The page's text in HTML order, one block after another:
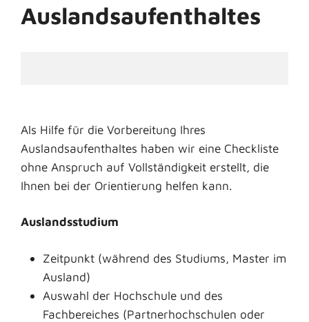
Auslandsaufenthaltes
Als Hilfe für die Vorbereitung Ihres
Auslandsaufenthaltes haben wir eine Checkliste
ohne Anspruch auf Vollständigkeit erstellt, die
Ihnen bei der Orientierung helfen kann.
Auslandsstudium
Zeitpunkt (während des Studiums, Master im
Ausland)
Auswahl der Hochschule und des
Fachbereiches (Partnerhochschulen oder